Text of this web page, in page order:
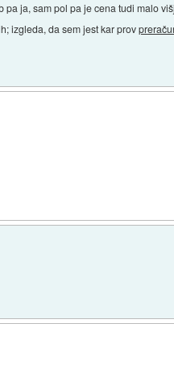
ja, sam pol pa je cena tudi malo
izgleda, da sem jest kar prov